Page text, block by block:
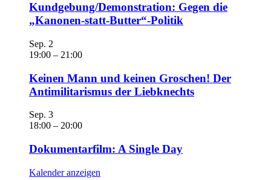
Kundgebung/Demonstration: Gegen die
„Kanonen-statt-Butter“-Politik
Sep. 2
19:00 – 21:00
Keinen Mann und keinen Groschen! Der
Antimilitarismus der Liebknechts
Sep. 3
18:00 – 20:00
Dokumentarfilm: A Single Day
Kalender anzeigen